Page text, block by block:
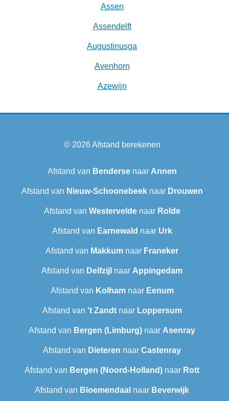
Assen
Assendelft
Augustinusga
Avenhorn
Azewijn
© 2026Afstand berekenen
Afstand van Bendersenaar Annen
Afstand van Nieuw-Schoonebeeknaar Drouwen
Afstand van Westerveldenaar Rolde
Afstand van Earnewald naar Urk
Afstand van Makkum naar Franeker
Afstand van Delfzijl naar Appingedam
Afstand van Kolhamnaar Eenum
Afstand van 't Zandtnaar Loppersum
Afstand van Bergen (Limburg) naar Asenray
Afstand van Dieteren naar Castenray
Afstand van Bergen (Noord-Holland) naar Rott
Afstand van Bloemendaal naar Beverwijk